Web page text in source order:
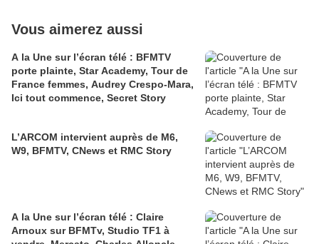
Vous aimerez aussi
A la Une sur l’écran télé : BFMTV
porte plainte, Star Academy, Tour de
France femmes, Audrey Crespo-Mara,
Ici tout commence, Secret Story
L’ARCOM intervient auprès de M6,
W9, BFMTV, CNews et RMC Story
A la Une sur l’écran télé : Claire
Arnoux sur BFMTv, Studio TF1 à